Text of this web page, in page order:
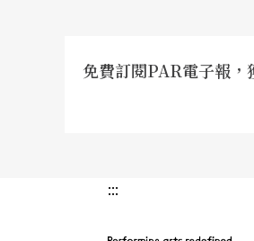
免費訂閱PAR電子報，
:::